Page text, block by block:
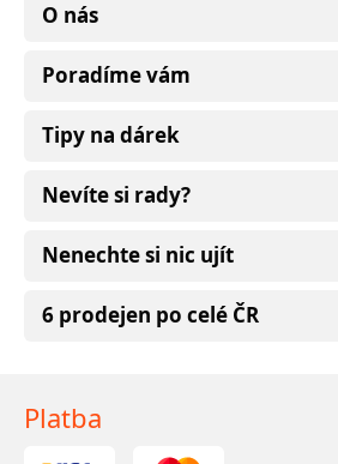
O nás
Poradíme vám
Tipy na dárek
Nevíte si rady?
Nenechte si nic ujít
6 prodejen po celé ČR
Platba